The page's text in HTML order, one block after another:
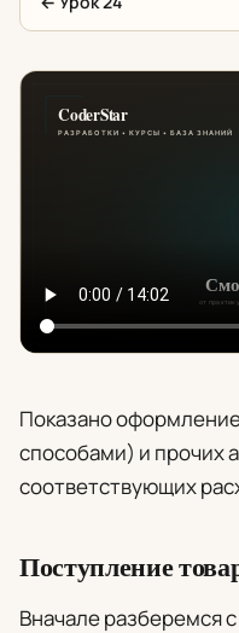
Показано
способами) и прочих
соответствующих
Поступление
Вначале разберемся